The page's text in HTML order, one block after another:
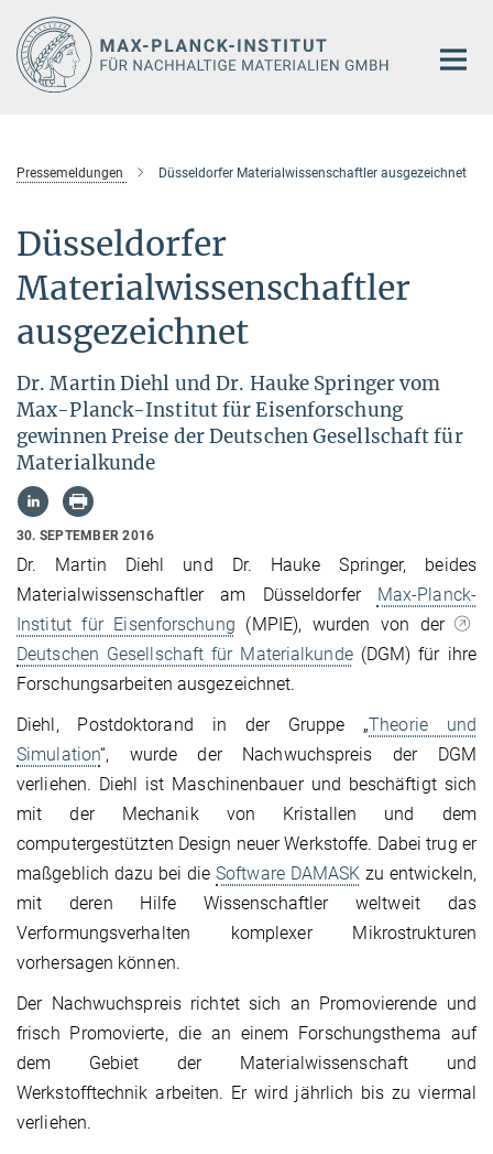
Hauptinhalt
Pressemeldungen Düsseldorfer Materialwissenschaftler ausgezeichnet
Düsseldorfer
Materialwissenschaftler
ausgezeichnet
Dr. Martin Diehl und Dr. Hauke Springer vom
Max-Planck-Institut für Eisenforschung
gewinnen Preise der Deutschen Gesellschaft für
Materialkunde
30. SEPTEMBER 2016
Dr. Martin Diehl und Dr. Hauke Springer, beides
Materialwissenschaftler am Düsseldorfer
Max-Planck-
Institut für Eisenforschung (MPIE), wurden von der
Deutschen Gesellschaft für Materialkunde(DGM) für ihre
Forschungsarbeiten ausgezeichnet.
Diehl, Postdoktorand in der Gruppe „Theorie und
Simulation“, wurde der Nachwuchspreis der DGM
verliehen. Diehl ist Maschinenbauer und beschäftigt sich
mit der Mechanik von Kristallen und dem
computergestützten Design neuer Werkstoffe. Dabei trug er
maßgeblich dazu bei dieSoftware DAMASK zu entwickeln,
mit deren Hilfe Wissenschaftler weltweit das
Verformungsverhalten komplexer Mikrostrukturen
vorhersagen können.
Der Nachwuchspreis richtet sich an Promovierende und
frisch Promovierte, die an einem Forschungsthema auf
dem Gebiet der Materialwissenschaft und
Werkstofftechnik arbeiten. Er wird jährlich bis zu viermal
verliehen.